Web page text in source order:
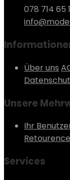
078 714 65
Über uns
Unsere
Ihr
Services